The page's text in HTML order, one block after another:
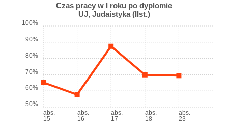
Czas pracy w I roku po dyplomie
UJ, Judaistyka (IIst.)
abs.
15
abs.
16
abs.
17
abs.
18
abs.
23
50%
60%
70%
80%
90%
100%